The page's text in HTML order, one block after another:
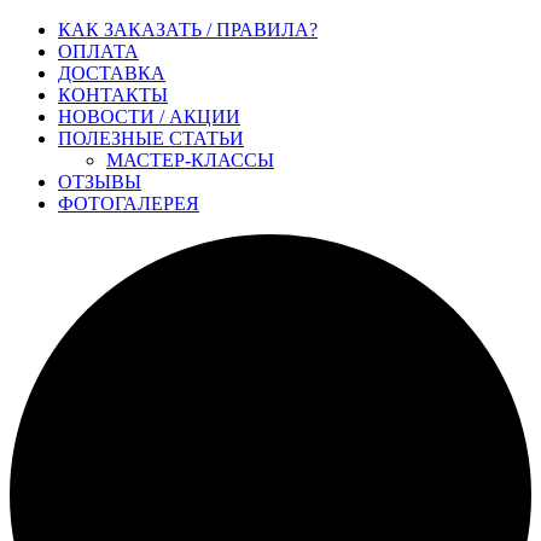
КАК ЗАКАЗАТЬ / ПРАВИЛА?
ОПЛАТА
ДОСТАВКА
КОНТАКТЫ
НОВОСТИ / АКЦИИ
ПОЛЕЗНЫЕ СТАТЬИ
МАСТЕР-КЛАССЫ
ОТЗЫВЫ
ФОТОГАЛЕРЕЯ